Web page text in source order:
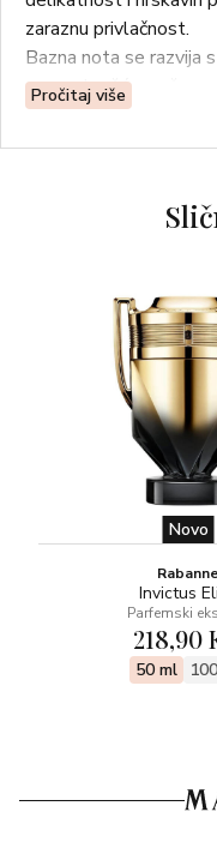
zaraznu privlačnost.
Bazna nota se razvija
senzualnošću mošusa,
drva, ostavljajući trajan
Pročitaj više
Novo
Rabanne
Invictus
Parfemski
218,90
50 ml